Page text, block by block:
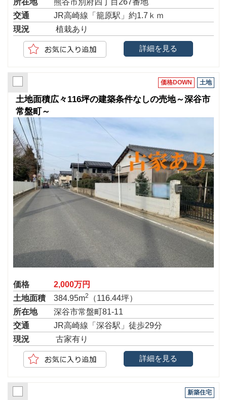
所在地
熊谷市別府四丁目267番地
交通
JR高崎線「籠原駅」約1.7ｋｍ
現況
植栽あり
詳細を見る
価格DOWN 土地
土地面積広々116坪の建築条件なしの売地～深谷市
常盤町～
価格
2,000万円
土地面積
384.95m2
（116.44坪）
所在地
深谷市常盤町81-11
交通
JR高崎線「深谷駅」徒歩29分
現況
古家有り
詳細を見る
新築住宅